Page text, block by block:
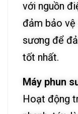
với nguồn
đảm bảo vệ
sương để
tốt nhất.
Máy phun
Hoạt động